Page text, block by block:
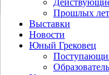
Прошлых лет
Выставки
Новости
Юный Грековец